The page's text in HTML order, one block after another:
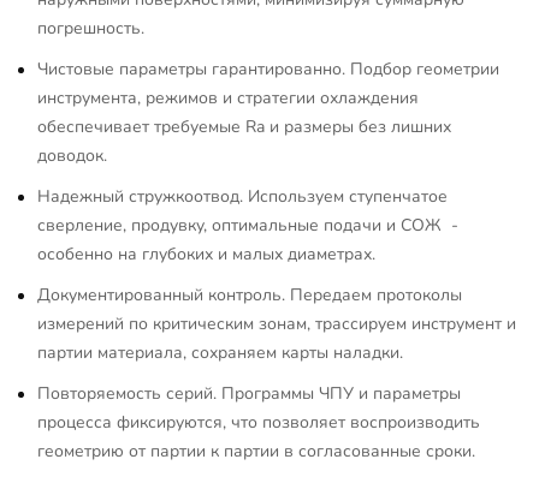
погрешность.
Чистовые параметры гарантированно. Подбор геометрии
инструмента, режимов и стратегии охлаждения
обеспечивает требуемые Ra и размеры без лишних
доводок.
Надежный стружкоотвод. Используем ступенчатое
сверление, продувку, оптимальные подачи и СОЖ -
особенно на глубоких и малых диаметрах.
Документированный контроль. Передаем протоколы
измерений по критическим зонам, трассируем инструмент и
партии материала, сохраняем карты наладки.
Повторяемость серий. Программы ЧПУ и параметры
процесса фиксируются, что позволяет воспроизводить
геометрию от партии к партии в согласованные сроки.